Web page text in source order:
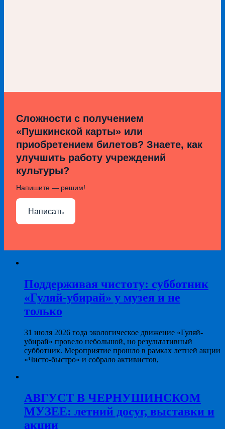
Сложности с получением
«Пушкинской карты» или
приобретением билетов? Знаете, как
улучшить работу учреждений
культуры?
Напишите — решим!
Написать
Поддерживая чистоту: субботник
«Гуляй-убирай» у музея и не
только
31 июля 2026 года экологическое движение «Гуляй-
убирай» провело небольшой, но результативный
субботник. Мероприятие прошло в рамках летней акции
«Чисто-быстро» и собрало активистов,
АВГУСТ В ЧЕРНУШИНСКОМ
МУЗЕЕ: летний досуг, выставки и
акции